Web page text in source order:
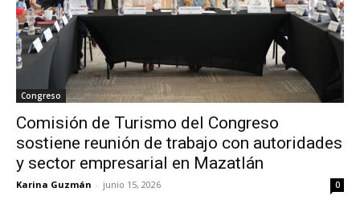
Congreso
Comisión de Turismo del Congreso
sostiene reunión de trabajo con autoridades
y sector empresarial en Mazatlán
Karina Guzmán - junio 15, 2026 0